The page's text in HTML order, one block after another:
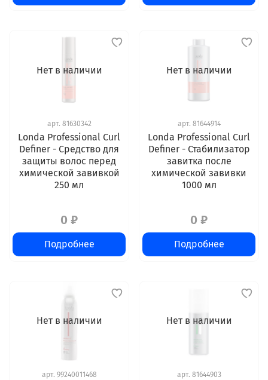
Нет в наличии
арт. 81630342
Londa Professional Curl
Definer - Cредство для
защиты волос перед
химической завивкой
250 мл
0 ₽
Подробнее
Нет в наличии
арт. 81644914
Londa Professional Curl
Definer - Стабилизатор
завитка после
химической завивки
1000 мл
0 ₽
Подробнее
Нет в наличии
арт. 99240011468
Нет в наличии
арт. 81644903